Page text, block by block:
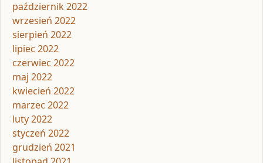
październik 2022
wrzesień 2022
sierpień 2022
lipiec 2022
czerwiec 2022
maj 2022
kwiecień 2022
marzec 2022
luty 2022
styczeń 2022
grudzień 2021